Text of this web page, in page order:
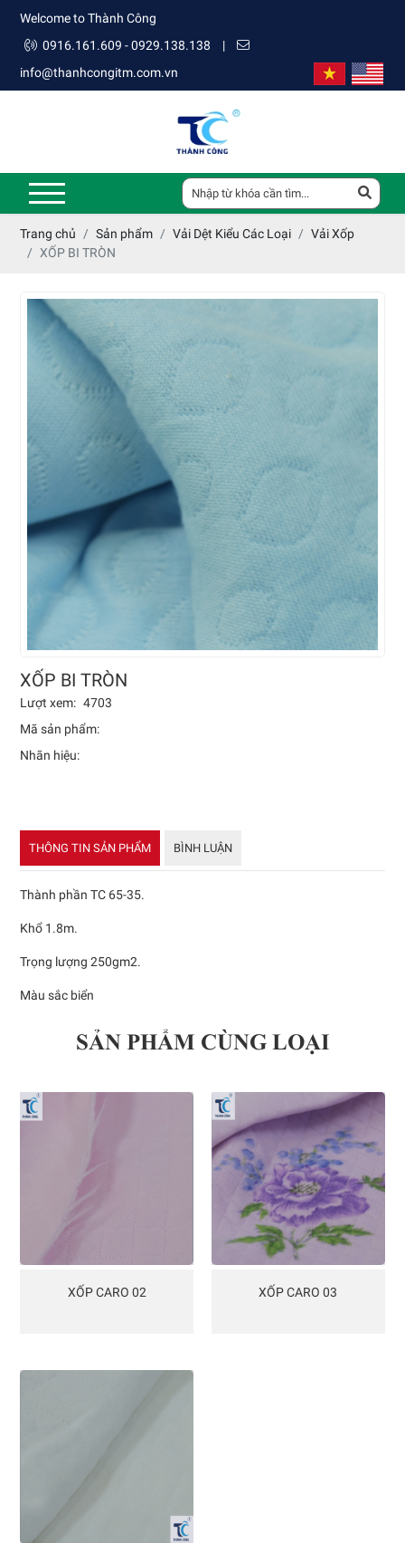
Welcome to Thành Công
0916.161.609 - 0929.138.138
|
info@thanhcongitm.com.vn
Trang chủ Sản phẩm Vải Dệt Kiểu Các Loại
Vải Xốp
XỐP BI TRÒN
XỐP BI TRÒN
Lượt xem: 4703
Mã sản phẩm:
Nhãn hiệu:
THÔNG TIN SẢN PHẨM BÌNH LUẬN
Thành phần TC 65-35.
Khổ 1.8m.
Trọng lượng 250gm2.
Màu sắc biển
SẢN PHẨM CÙNG LOẠI
XỐP CARO 02 XỐP CARO 03